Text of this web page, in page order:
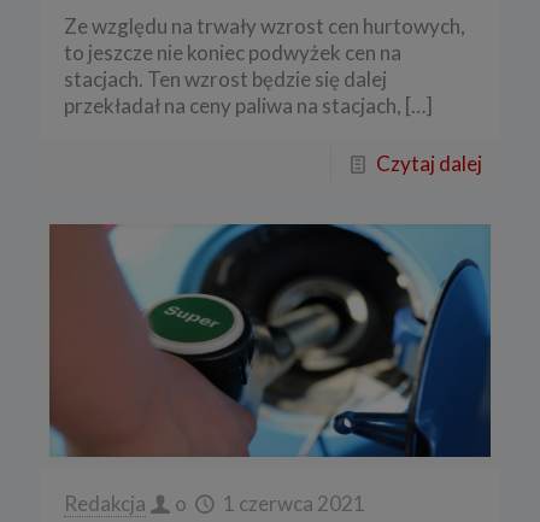
Ze względu na trwały wzrost cen hurtowych,
to jeszcze nie koniec podwyżek cen na
stacjach. Ten wzrost będzie się dalej
przekładał na ceny paliwa na stacjach, […]
Czytaj dalej
Redakcja o 1 czerwca 2021